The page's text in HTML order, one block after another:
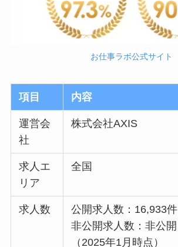
お仕事ラボ公式サイト
項目 内容
運営会
社
株式会社AXIS
求人エ
リア
全国
求人数
公開求人数：16,933件
非公開求人数：非公開
（2025年1月時点）